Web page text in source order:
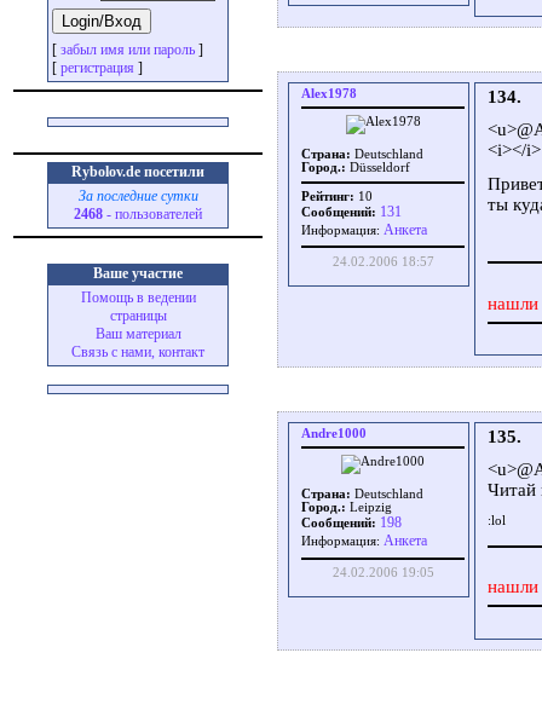
[ забыл имя или пароль ]
[ регистрация ]
Rybolov.de посетили
За последние сутки
2468 - пользователей
Ваше участие
Помощь в ведении
страницы
Ваш материал
Связь с нами, контакт
Alex1978
Страна: Deutschland
Город.: Düsseldorf
Рейтинг: 10
Сообщений: 131
Информация: Aнкета
24.02.2006 18:57
134.
<i></i>
ты
нашли
Andre1000
Страна: Deutschland
Город.: Leipzig
Сообщений: 198
Информация: Aнкета
24.02.2006 19:05
135.
Читай
нашли